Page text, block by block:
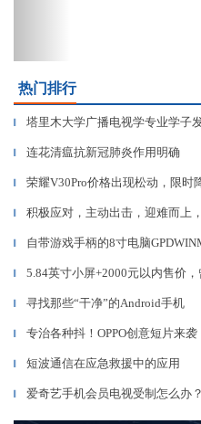
热门排行
▎ 塔里木大学广播电视学专业学子
▎ 连花清瘟抗新冠肺炎作用明确
▎ 荣耀V30Pro价格出现松动，限时
▎ 积极应对，主动出击，迎难而上
▎ 自带游戏手柄的8寸电脑
▎ 5.84英寸小屏+2000元以内售价，
▎ 寻找那些“干净”的Android手机
▎ 专治各种抖！OPPO创意短片来
▎ 短波通信在应急救援中的应用
▎ 爱奇艺手机会员电视受制怎么办？